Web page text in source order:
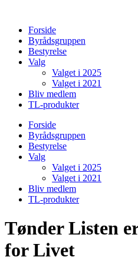
indholdForside
Byrådsgruppen
Bestyrelse
Valg
Valget i 2025
Valget i 2021
Bliv medlem
TL-produkter
Forside
Byrådsgruppen
Bestyrelse
Valg
Valget i 2025
Valget i 2021
Bliv medlem
TL-produkter
Tønder Listen
for Livet